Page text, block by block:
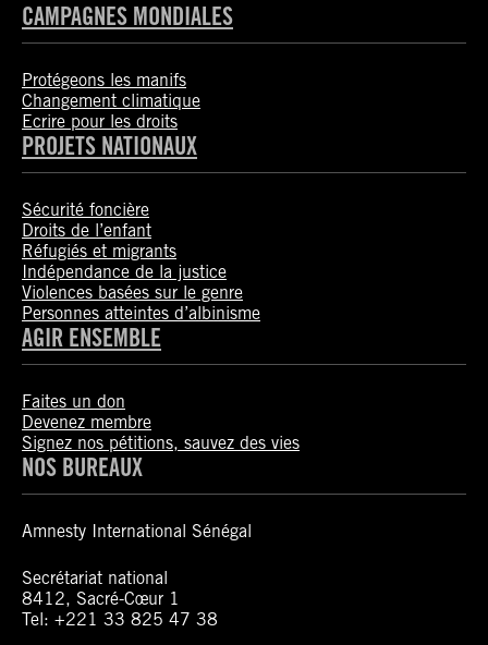
CAMPAGNES MONDIALES
Protégeons les manifs
Changement climatique
Ecrire pour les droits
PROJETS NATIONAUX
Sécurité foncière
Droits de l’enfant
Réfugiés et migrants
Indépendance de la justice
Violences basées sur le genre
Personnes atteintes d’albinisme
AGIR ENSEMBLE
Faites un don
Devenez membre
Signez nos pétitions, sauvez des vies
NOS BUREAUX
Amnesty International Sénégal
Secrétariat national
8412, Sacré-Cœur 1
Tel: +221 33 825 47 38